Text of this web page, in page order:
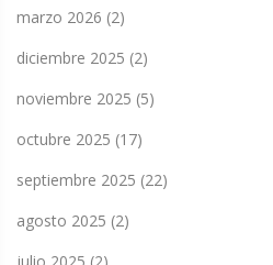
marzo 2026 (2)
diciembre 2025 (2)
noviembre 2025 (5)
octubre 2025 (17)
septiembre 2025 (22)
agosto 2025 (2)